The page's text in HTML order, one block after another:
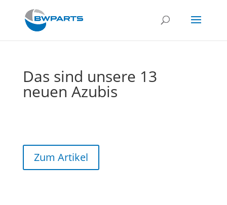
Das sind unsere 13
neuen Azubis
Zum Artikel